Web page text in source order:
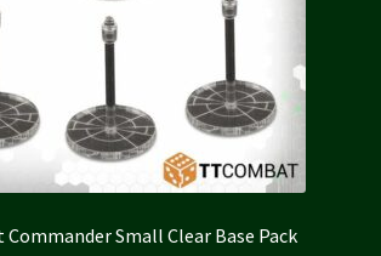
Small Clear Base Pack